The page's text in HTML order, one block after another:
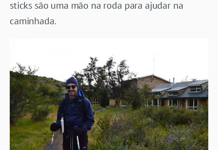
sticks são uma mão na roda para ajudar na
caminhada.